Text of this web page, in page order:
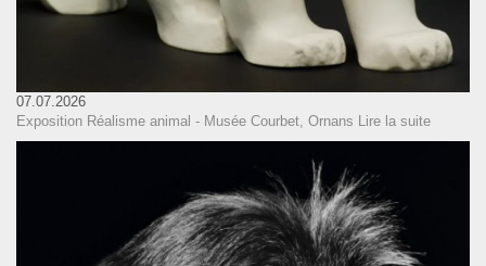
07.07.2026
Exposition Réalisme animal - Musée Courbet, Ornans
Lire la suite